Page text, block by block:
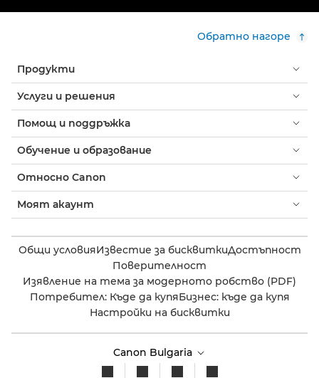
Обратно нагоре
Продукти
Услуги и решения
Помощ и поддръжка
Обучение и образование
Относно Canon
Моят акаунт
Общи условияИзвестие за бисквиткиДостъпност
Поверителност
Изявление на тема за модерното робство (PDF)
Потребител: Къде да купяБизнес: къде да купя
Настройки на бисквитки
Canon Bulgaria